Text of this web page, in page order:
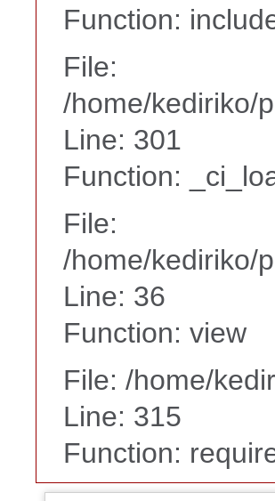
Function:
File:
/home/kediriko/
Line: 301
Function:
File:
/home/kediriko/
Line: 36
Function: view
File: /home/
Line: 315
Function: